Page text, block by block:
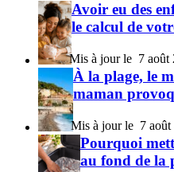
Avoir eu des
le calcul de
7 août
À la plage, le
maman
7
Pourquoi
au fond de la